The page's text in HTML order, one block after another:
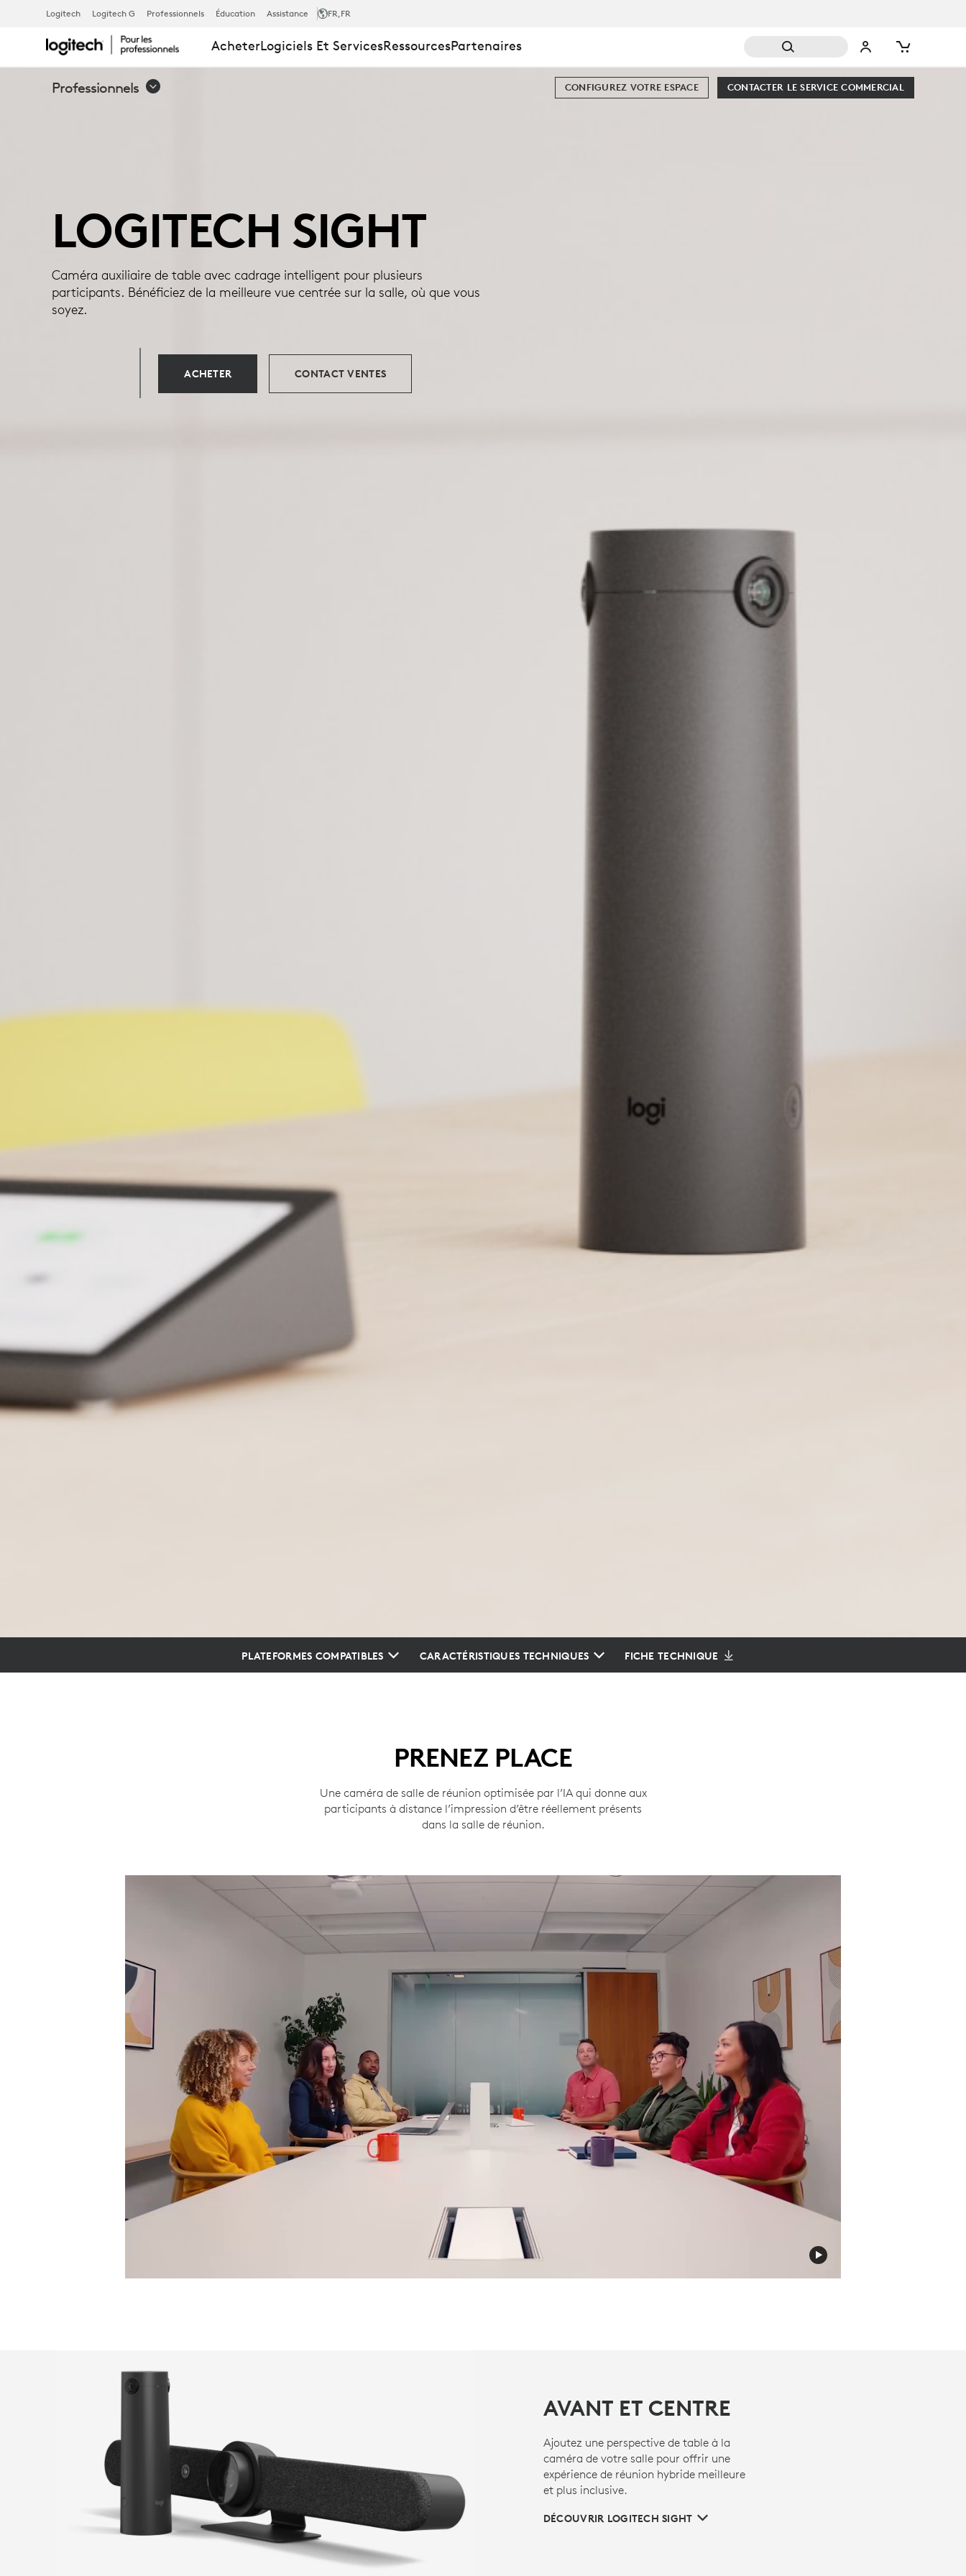
LOGITECH SIGHT
Logitech Logitech G Professionnels Éducation Assistance FR,FR
AcheterLogiciels Et ServicesRessourcesPartenaires
Professionnels CONTACTER LE SERVICE COMMERCIAL
CONFIGUREZ VOTRE ESPACE
LOGITECH SIGHT
Caméra auxiliaire de table avec cadrage intelligent pour plusieurs
participants. Bénéficiez de la meilleure vue centrée sur la salle, où que vous
soyez.
ACHETER CONTACT VENTES
PLATEFORMES COMPATIBLES CARACTÉRISTIQUES TECHNIQUES FICHE TECHNIQUE
PRENEZ PLACE
Une caméra de salle de réunion optimisée par l’IA qui donne aux
participants à distance l’impression d’être réellement présents
dans la salle de réunion.
AVANT ET CENTRE
Ajoutez une perspective de table à la
caméra de votre salle pour offrir une
expérience de réunion hybride meilleure
et plus inclusive.
DÉCOUVRIR LOGITECH SIGHT